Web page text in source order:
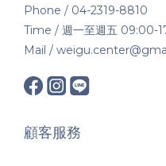
Phone / 04-2319-8810
Time / 週一至週五 09:00-
Mail /
顧客服務